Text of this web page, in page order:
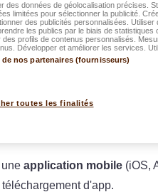
!
application mobile (iOS,
d'app.
des données de géolocalisation précises.
limitées pour sélectionner la publicité.
des publicités personnalisées.
les publics par le biais de
des profils de contenus personnalisés.
Développer et améliorer les services.
de nos partenaires (fournisseurs)
toutes les finalités